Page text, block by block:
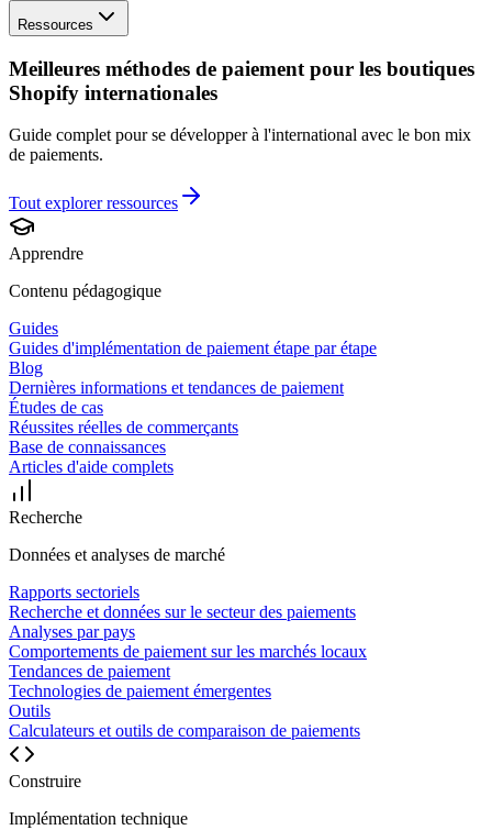
Ressources
Meilleures méthodes de paiement pour les boutiques
Shopify internationales
Guide complet pour se développer à l'international avec le bon mix
de paiements.
Tout explorer ressources
Apprendre
Contenu pédagogique
Guides
Guides d'implémentation de paiement étape par étape
Blog
Dernières informations et tendances de paiement
Études de cas
Réussites réelles de commerçants
Base de connaissances
Articles d'aide complets
Recherche
Données et analyses de marché
Rapports sectoriels
Recherche et données sur le secteur des paiements
Analyses par pays
Comportements de paiement sur les marchés locaux
Tendances de paiement
Technologies de paiement émergentes
Outils
Calculateurs et outils de comparaison de paiements
Construire
Implémentation technique